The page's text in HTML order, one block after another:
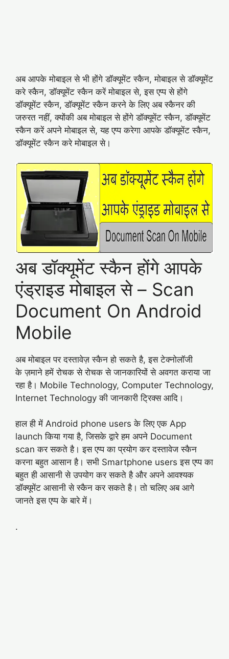
अब आपके मोबाइल से भी होंगे डॉक्यूमेंट स्कैन, मोबाइल से डॉक्यूमेंट
करे स्कैन, डॉक्यूमेंट स्कैन करें मोबाइल से, इस एप्प से होंगे
डॉक्यूमेंट स्कैन, डॉक्यूमेंट स्कैन करने के लिए अब स्कैनर की
जरुरत नहीं, क्योंकी अब मोबाइल से होंगे डॉक्यूमेंट स्कैन, डॉक्यूमेंट
स्कैन करें अपने मोबाइल से, यह एप्प करेगा आपके डॉक्यूमेंट स्कैन,
डॉक्यूमेंट स्कैन करे मोबाइल से।
अब डॉक्यूमेंट स्कैन होंगे आपके
एंड्राइड मोबाइल से – Scan
Document On Android
Mobile
अब मोबाइल पर दस्तावेज़ स्कैन हो सकते है, इस टेक्नोलॉजी
के ज़माने हमें रोचक से रोचक से जानकारियों से अवगत कराया जा
रहा है। Mobile Technology, Computer Technology,
Internet Technology की जानकारी ट्रिक्स आदि।
हाल ही में Android phone users के लिए एक App
launch किया गया है, जिसके द्वारे हम अपने Document
scan कर सकते है। इस एप्प का प्रयोग कर दस्तावेज स्कैन
करना बहुत आसान है। सभी Smartphone users इस एप्प का
बहुत ही आसानी से उपयोग कर सकते है और अपने आवश्यक
डॉक्यूमेंट आसानी से स्कैन कर सकते है। तो चलिए अब आगे
जानते इस एप्प के बारे में।
.